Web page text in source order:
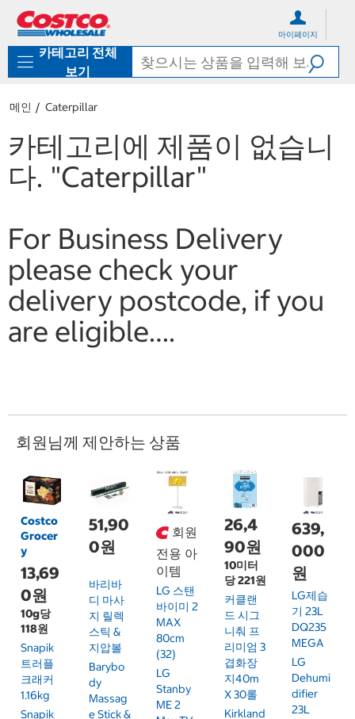
로
기
가
마이페이지
카테고리 전체
보기
메인 Caterpillar
카테고리에 제품이 없습니
다. "Caterpillar"
For Business Delivery
please check your
delivery postcode, if you
are eligible….
회원님께 제안하는 상품
Costco
Grocer
y
13,69
0원
10g당
118원
Snapik
트러플
크래커
1.16kg
Snapik
51,90
0원
바리바
디 마사
지 릴렉
스틱 &
지압볼
Barybo
Dy
Massag
E Stick &
회원
전용 아
이템
LG 스탠
바이미 2
MAX
80cm
(32)
LG
Stanby
ME 2
26,4
90원
10미터
당 221원
커클랜
드 시그
니춰 프
리미엄 3
겹화장
지40m
X 30롤
Kirkland
639,
000
원
LG제습
기 23L
DQ235
MEGA
LG
Dehumi
Difier
23L